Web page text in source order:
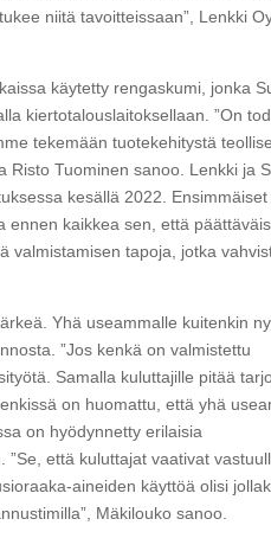
niitä tavoitteissaan”, Lenkki
käytetty rengaskumi, jonka
kiertotalouslaitoksellaan. ”On
tekemään tuotekehitystä
Risto Tuominen sanoo. Lenkki ja
kesällä 2022.
ennen kaikkea sen, että
valmistamisen tapoja, jotka
Yhä useammalle kuitenkin
”Jos kenkä on valmistettu
Samalla kuluttajille pitää
on huomattu, että yhä
on hyödynnetty erilaisia
että kuluttajat vaativat
aineiden käyttöä olisi
Mäkilouko sanoo.